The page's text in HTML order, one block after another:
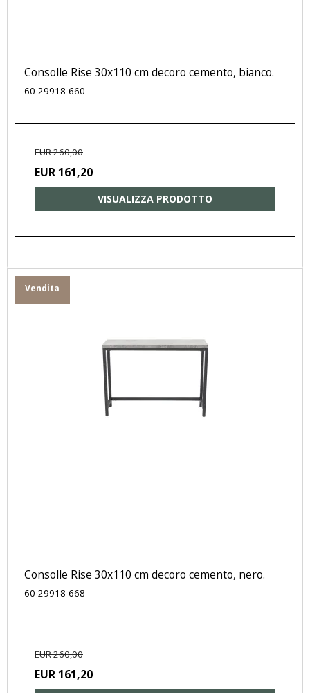
Consolle Rise 30x110 cm decoro cemento, bianco.
60-29918-660
EUR 260,00
EUR 161,20
VISUALIZZA PRODOTTO
Vendita
Consolle Rise 30x110 cm decoro cemento, nero.
60-29918-668
EUR 260,00
EUR 161,20